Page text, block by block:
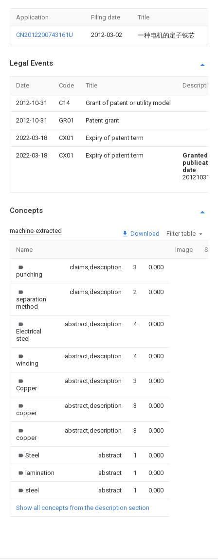
Application Filing date Title
CN2012200743161U 2012-03-02 一种电机的定子铁芯
Legal Events
Date Code Title Description
2012-10-31 C14 Grant of patent or utility model
2012-10-31 GR01 Patent grant
2022-03-18 CX01 Expiry of patent term
2022-03-18 CX01 Expiry of patent term
Granted
publication
date:
20121031
Concepts
machine-extracted Download Filter table
Name Image
punching
claims,description 3 0.000
separation
method
claims,description 2 0.000
Electrical
steel
abstract,description 4 0.000
winding
abstract,description 4 0.000
Copper
abstract,description 3 0.000
copper
abstract,description 3 0.000
copper
abstract,description 3 0.000
Steel abstract 1 0.000
lamination abstract 1 0.000
steel abstract 1 0.000
Show all concepts from the description section